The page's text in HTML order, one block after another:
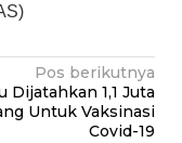
Pos berikutnya
Dijatahkan 1,1 Juta
Untuk Vaksinasi
Covid-19